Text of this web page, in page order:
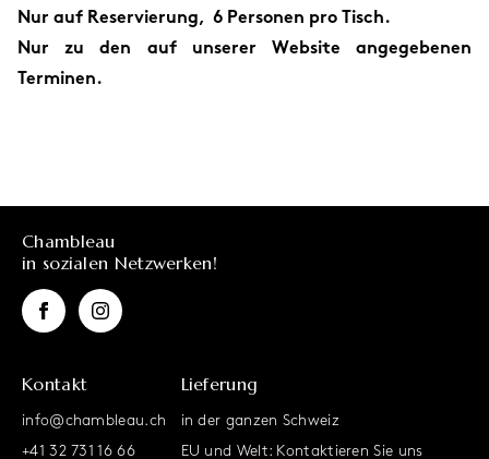
Nur auf Reservierung, 6 Personen pro Tisch.
Nur zu den auf unserer Website angegebenen
Terminen.
Chambleau
in sozialen Netzwerken!
Kontakt
info@chambleau.ch
+41 32 731 16 66
Lieferung
in der ganzen Schweiz
EU und Welt: Kontaktieren Sie uns